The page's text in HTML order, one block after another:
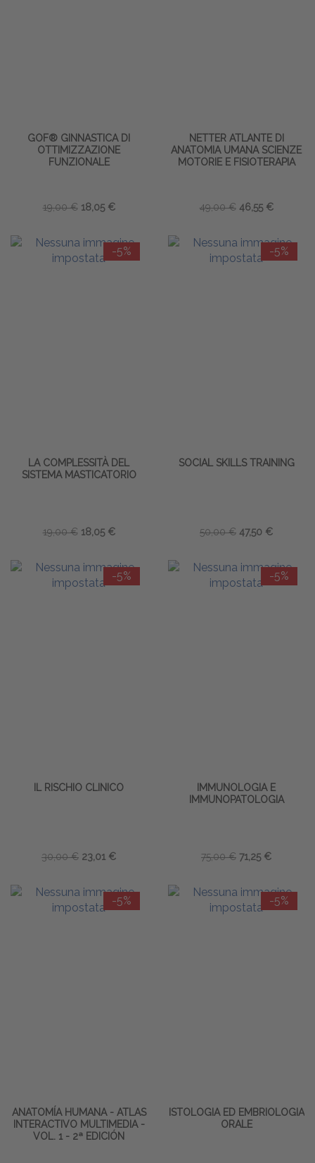
GOF® GINNASTICA DI
OTTIMIZZAZIONE
FUNZIONALE
19,00 € 18,05 €
NETTER ATLANTE DI
ANATOMIA UMANA SCIENZE
MOTORIE E FISIOTERAPIA
49,00 € 46,55 €
-5%
LA COMPLESSITÀ DEL
SISTEMA MASTICATORIO
19,00 € 18,05 €
-5%
SOCIAL SKILLS TRAINING
50,00 € 47,50 €
-5%
IL RISCHIO CLINICO
30,00 € 23,01 €
-5%
IMMUNOLOGIA E
IMMUNOPATOLOGIA
75,00 € 71,25 €
-5%
ANATOMÍA HUMANA - ATLAS
INTERACTIVO MULTIMEDIA -
VOL. 1 - 2ª EDICIÓN
-5%
ISTOLOGIA ED EMBRIOLOGIA
ORALE